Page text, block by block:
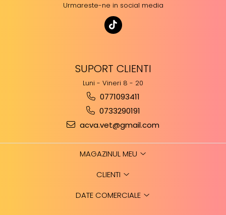
Urmareste-ne in social media
SUPORT CLIENTI
Luni - Vineri 8 - 20
0771093411
0733290191
acva.vet@gmail.com
MAGAZINUL MEU
CLIENTI
DATE COMERCIALE